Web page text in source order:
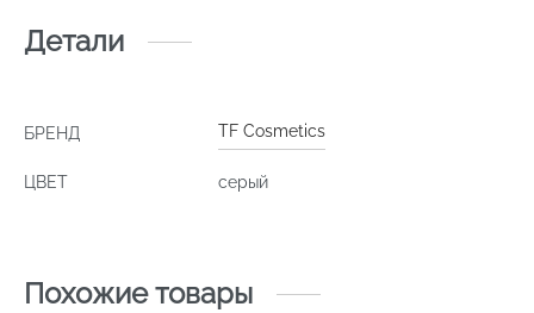
Детали
БРЕНД TF Cosmetics
ЦВЕТ серый
Похожие товары